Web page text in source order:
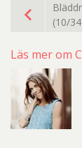
(10/
Läs mer om